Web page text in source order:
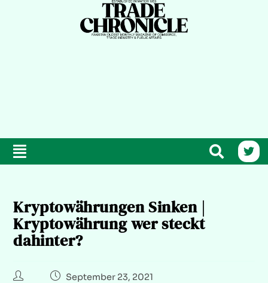
Kryptowährungen Sinken |
Kryptowährung wer steckt
dahinter?
September 23, 2021